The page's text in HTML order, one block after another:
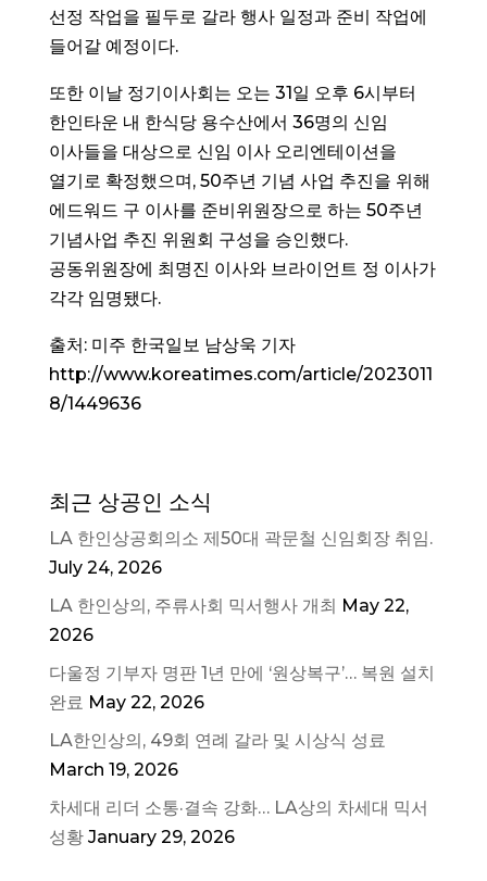
선정 작업을 필두로 갈라 행사 일정과 준비 작업에
들어갈 예정이다.
또한 이날 정기이사회는 오는 31일 오후 6시부터
한인타운 내 한식당 용수산에서 36명의 신임
이사들을 대상으로 신임 이사 오리엔테이션을
열기로 확정했으며, 50주년 기념 사업 추진을 위해
에드워드 구 이사를 준비위원장으로 하는 50주년
기념사업 추진 위원회 구성을 승인했다.
공동위원장에 최명진 이사와 브라이언트 정 이사가
각각 임명됐다.
출처: 미주 한국일보 남상욱 기자
http://www.koreatimes.com/article/2023011
8/1449636
최근 상공인 소식
LA 한인상공회의소 제50대 곽문철 신임회장 취임.
July 24, 2026
LA 한인상의, 주류사회 믹서행사 개최 May 22,
2026
다울정 기부자 명판 1년 만에 ‘원상복구’… 복원 설치
완료 May 22, 2026
LA한인상의, 49회 연례 갈라 및 시상식 성료
March 19, 2026
차세대 리더 소통·결속 강화… LA상의 차세대 믹서
성황 January 29, 2026